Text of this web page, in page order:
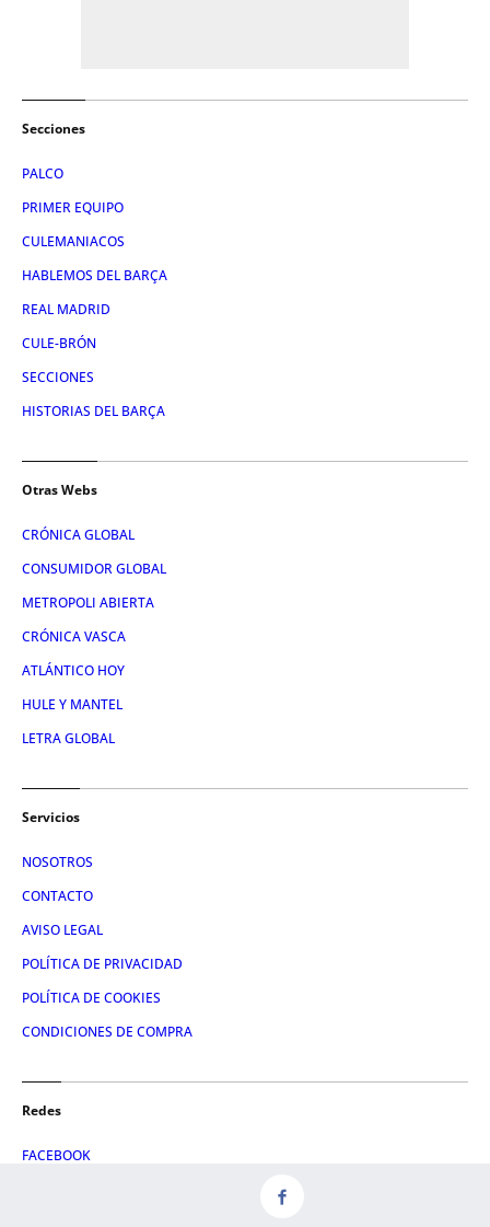
Secciones
PALCO
PRIMER EQUIPO
CULEMANIACOS
HABLEMOS DEL BARÇA
REAL MADRID
CULE-BRÓN
SECCIONES
HISTORIAS DEL BARÇA
Otras Webs
CRÓNICA GLOBAL
CONSUMIDOR GLOBAL
METROPOLI ABIERTA
CRÓNICA VASCA
ATLÁNTICO HOY
HULE Y MANTEL
LETRA GLOBAL
Servicios
NOSOTROS
CONTACTO
AVISO LEGAL
POLÍTICA DE PRIVACIDAD
POLÍTICA DE COOKIES
CONDICIONES DE COMPRA
Redes
FACEBOOK